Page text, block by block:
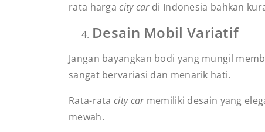
rata hargacity cardi Indonesia bahkan
Desain Mobil Variatif
Jangan bayangkan bodi yang mungil
sangat bervariasi dan menarik hati.
Rata-rata city carmemiliki desain yang
mewah.